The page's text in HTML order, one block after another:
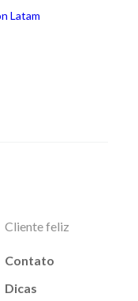
Cliente feliz
Contato
Dicas